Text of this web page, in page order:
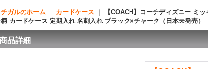
ガルのホーム カードケース
【COACH】コーチディズニー ミ
カードケース 定期入れ 名刺入れ ブラック×チャーク（日本未発売）
商品詳細